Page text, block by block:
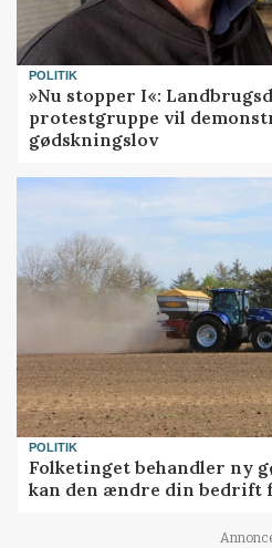
POLITIK
»Nu stopper I«:
protestgruppe vil
gødskningslov
POLITIK
Folketinget behandler ny
kan den ændre din bedrift